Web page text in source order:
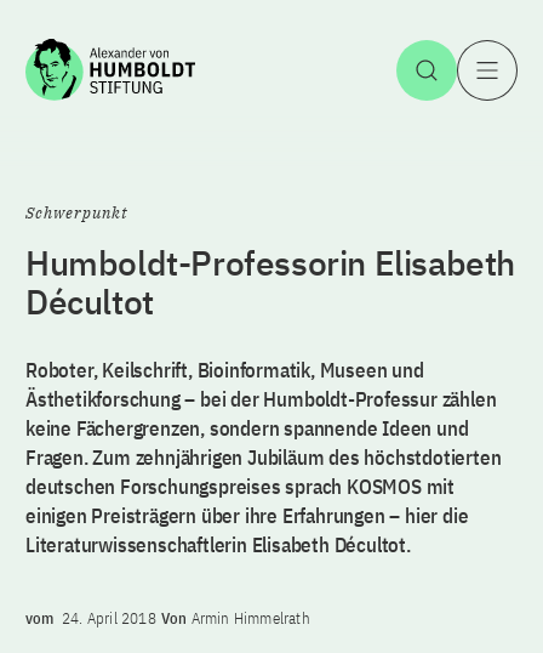
Zum Inhalt springen Suche
Schwerpunkt
Humboldt-Professorin Elisabeth
Décultot
Roboter, Keilschrift, Bioinformatik, Museen und
Ästhetikforschung – bei der Humboldt-Professur zählen
keine Fächergrenzen, sondern spannende Ideen und
Fragen. Zum zehnjährigen Jubiläum des höchstdotierten
deutschen Forschungspreises sprach KOSMOS mit
einigen Preisträgern über ihre Erfahrungen – hier die
Literaturwissenschaftlerin Elisabeth Décultot.
vom 24. April 2018 Von Armin Himmelrath